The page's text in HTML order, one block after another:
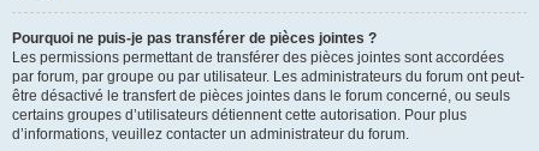
Pourquoi ne puis-je pas transférer de pièces jointes ?
Les permissions permettant de transférer des pièces jointes sont accordées
par forum, par groupe ou par utilisateur. Les administrateurs du forum ont peut-
être désactivé le transfert de pièces jointes dans le forum concerné, ou seuls
certains groupes d’utilisateurs détiennent cette autorisation. Pour plus
d’informations, veuillez contacter un administrateur du forum.